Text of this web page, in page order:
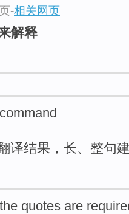
-相关网页
解释
译结果，长、整句
the quotes are